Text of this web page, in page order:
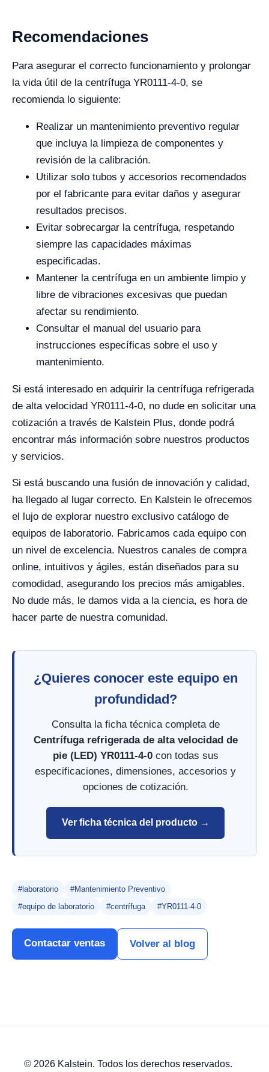
Recomendaciones
Para asegurar el correcto funcionamiento y prolongar
la vida útil de la centrífuga YR0111-4-0, se
recomienda lo siguiente:
Realizar un mantenimiento preventivo regular
que incluya la limpieza de componentes y
revisión de la calibración.
Utilizar solo tubos y accesorios recomendados
por el fabricante para evitar daños y asegurar
resultados precisos.
Evitar sobrecargar la centrífuga, respetando
siempre las capacidades máximas
especificadas.
Mantener la centrífuga en un ambiente limpio y
libre de vibraciones excesivas que puedan
afectar su rendimiento.
Consultar el manual del usuario para
instrucciones específicas sobre el uso y
mantenimiento.
Si está interesado en adquirir la centrífuga refrigerada
de alta velocidad YR0111-4-0, no dude en solicitar una
cotización a través de Kalstein Plus, donde podrá
encontrar más información sobre nuestros productos
y servicios.
Si está buscando una fusión de innovación y calidad,
ha llegado al lugar correcto. En Kalstein le ofrecemos
el lujo de explorar nuestro exclusivo catálogo de
equipos de laboratorio. Fabricamos cada equipo con
un nivel de excelencia. Nuestros canales de compra
online, intuitivos y ágiles, están diseñados para su
comodidad, asegurando los precios más amigables.
No dude más, le damos vida a la ciencia, es hora de
hacer parte de nuestra comunidad.
¿Quieres conocer este equipo en
profundidad?
Consulta la ficha técnica completa de
Centrífuga refrigerada de alta velocidad de
pie (LED) YR0111-4-0 con todas sus
especificaciones, dimensiones, accesorios y
opciones de cotización.
Ver ficha técnica del producto →
#laboratorio
#Mantenimiento Preventivo
#equipo de laboratorio
#centrífuga #YR0111-4-0
Contactar ventas Volver al blog
© 2026 Kalstein. Todos los derechos reservados.